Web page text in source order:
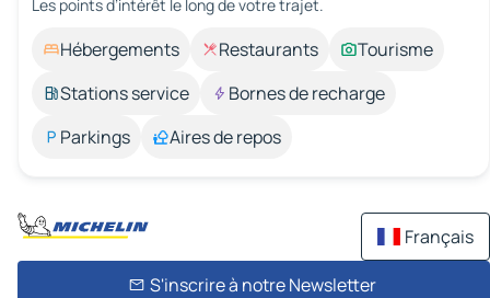
Les points d’intérêt le long de votre trajet.
Hébergements Restaurants
Tourisme
Stations service
Bornes de recharge
Parkings
Aires de repos
Français
S'inscrire à notre Newsletter